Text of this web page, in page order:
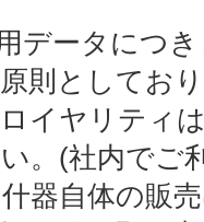
データにつ
則としてお
イヤリティ
。(社内でご
器自体の販